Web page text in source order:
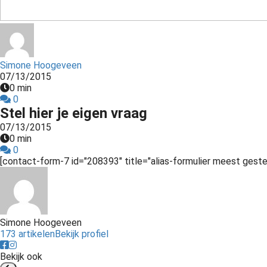
Simone Hoogeveen
07/13/2015
0 min
0
Stel hier je eigen vraag
07/13/2015
0 min
0
[contact-form-7 id="208393" title="alias-formulier meest
Simone Hoogeveen
173 artikelenBekijk profiel
Bekijk ook
opslaan